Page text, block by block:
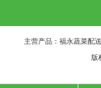
主营产品：福永蔬菜配
版